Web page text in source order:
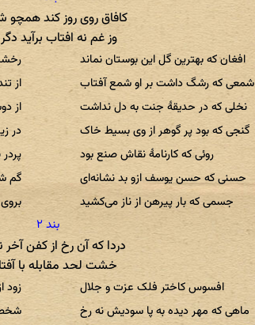
کافاق روی روز کند
وز غم نه افتاب برآید
افغان که بهترین گل این بوستان نماند
شمعی که رشگ داشت بر او شمع آفتاب
از
نخلی که در حدیقهٔ جنت به دل نداشت
از
گنجی که بود پر گوهر از وی بسیط خاک
در
روئی که کارنامهٔ نقاش صنع بود
حسنی که حسن یوسف ازو بد نشانه‌ای
گم
جسمی که بار پیرهن از ناز می‌کشید
دردا که آن رخ از کفن آخر
خشت لحد مقابله با
افسوس کاختر فلک عزت و جلال
زود
ماهی که مهر دیده به پا سودیش نه رخ